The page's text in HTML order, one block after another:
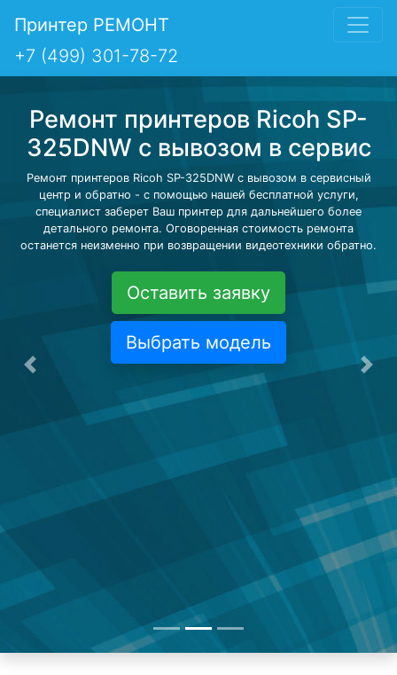
Принтер РЕМОНТ
+7 (499) 301-78-72
Ремонт принтеров Ricoh SP-
325DNW с вывозом в сервис
Ремонт принтеров Ricoh SP-325DNW с вывозом в сервисный
центр и обратно - с помощью нашей бесплатной услуги,
специалист заберет Ваш принтер для дальнейшего более
детального ремонта. Оговоренная стоимость ремонта
останется неизменно при возвращении видеотехники обратно.
Оставить заявку
Выбрать модель
Предыдущая